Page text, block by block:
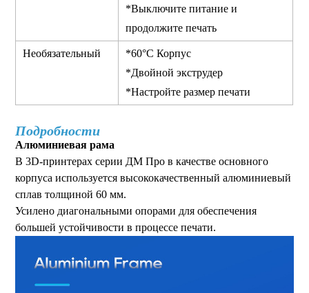
*Выключите питание и
продолжите печать
Необязательный
*60°C Корпус
*Двойной экструдер
*Настройте размер печати
Подробности
Алюминиевая рама
В 3D-принтерах серии ДМ Про в качестве основного
корпуса используется высококачественный алюминиевый
сплав толщиной 60 мм.
Усилено диагональными опорами для обеспечения
большей устойчивости в процессе печати.